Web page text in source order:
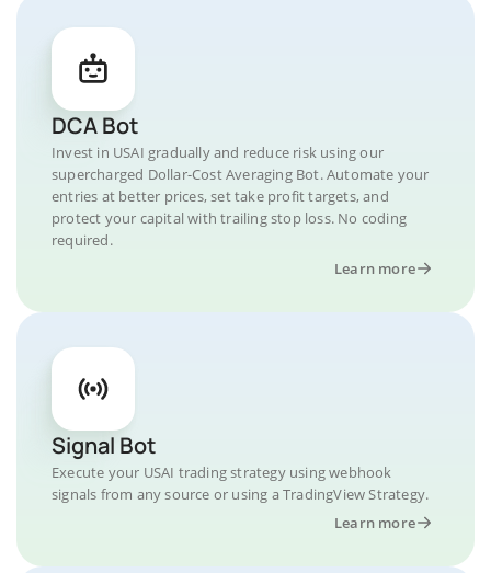
DCA Bot
Invest in USAI gradually and reduce risk using our
supercharged Dollar-Cost Averaging Bot. Automate your
entries at better prices, set take profit targets, and
protect your capital with trailing stop loss. No coding
required.
Learn more
Signal Bot
Execute your USAI trading strategy using webhook
signals from any source or using a TradingView Strategy.
Learn more